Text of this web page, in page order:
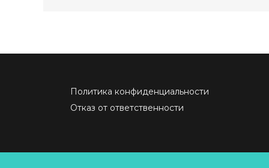
Политика конфиденциальности
Отказ от ответственности